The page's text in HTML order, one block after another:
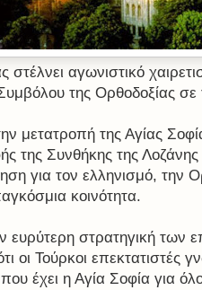
αγωνιστικό
της Ορθοδοξίας σε
μετατροπή της Αγίας
της Συνθήκης της
για τον ελληνισμό, την
κοινότητα.
ευρύτερη στρατηγική των
οι Τούρκοι επεκτατιστές
έχει η Αγία Σοφία για